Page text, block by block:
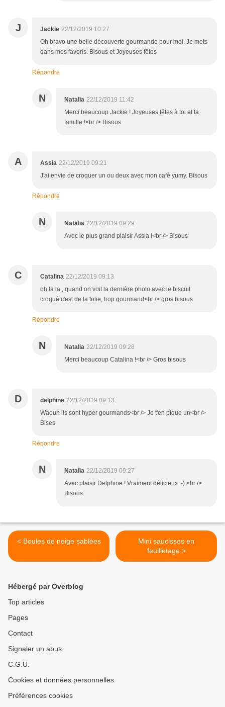
J Jackie 22/12/2019 10:27
Oh bravo une belle découverte gourmande pour moi. Je mets
dans mes favoris. Bisous et Joyeuses fêtes
Répondre
N Natalia 22/12/2019 11:42
Merci beaucoup Jackie ! Joyeuses fêtes à toi et ta
famille !<br /> Bisous
A Assia 22/12/2019 09:21
J'ai envie de croquer un ou deux avec mon café yumy. Bisous
Répondre
N Natalia 22/12/2019 09:29
Avec le plus grand plaisir Assia !<br /> Bisous
C Catalina 22/12/2019 09:13
oh la la , quand on voit la dernière photo avec le biscuit
croqué c'est de la folie, trop gourmand<br /> gros bisous
Répondre
N Natalia 22/12/2019 09:28
Merci beaucoup Catalina !<br /> Gros bisous
D delphine 22/12/2019 09:13
Waouh ils sont hyper gourmands<br /> Je t'en pique un<br />
Bises
Répondre
N Natalia 22/12/2019 09:27
Avec plaisir Delphine ! Vraiment délicieux :-).<br />
Bisous
< Boules de neige sablées
Mini saucisses en
feuilletage >
Hébergé par Overblog
Top articles
Pages
Contact
Signaler un abus
C.G.U.
Cookies et données personnelles
Préférences cookies